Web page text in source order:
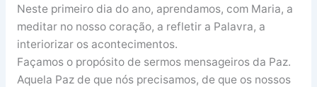
Neste primeiro dia do ano, aprendamos, com Maria, a
meditar no nosso coração, a refletir a Palavra, a
interiorizar os acontecimentos.
Façamos o propósito de sermos mensageiros da Paz.
Aquela Paz de que nós precisamos, de que os nossos